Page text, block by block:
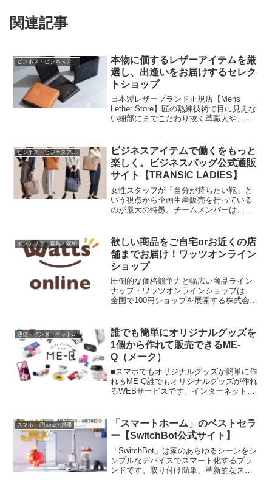
関連記事
ビジネス・ビジネスアイテム
本物に価するレザーアイテムを厳
選し、出逢いをお届けするセレク
トショップ
日本製レザーブランド正規店【Mens
Lether Store】匠の熟練技術で目に見えな
い細部にまでこだわり抜く革職人や、最
ひとつ手作りで生み出している、これま
で出逢う...
ビジネス・ビジネスアイテム
ビジネスアイテムで働くをもっと
楽しく。ビジネスバッグ公式通販
サイト【TRANSIC LADIES】
女性スタッフが「自分が持ちたい鞄」と
いう視点から企画生産販売を行っている
のが最大の特徴。チームメンバーは、全
送、カスタマーまで、チームが一丸とな
って、自分たちが使いたい商品や喜んで
もらえるサービスを日々考え、生み出し
ています。
インテリア・寝具・収納
欲しい商品をご自宅orお近くの店
舗までお届け！ワッツオンライン
ショップ
圧倒的な価格競争力と幅広い商品ライン
ナップ・ワッツオンラインショップは、
全国で100円ショップを展開する株式会社
りやすい価格帯で、購入へのハードルが
非常に低いのが最大の強みです。・オン
ライン限定商品が充実：店舗では買えな
い便利でおしゃれなアイテムが多数あ
り、特別感を演出できます。・まとめ買
いに最適：ネットだからこそ、かさばる
日用品や大量アイテムを気軽に購入でき
ます。・常に新しい商品が入荷：毎月新
ネタに困ることがありません。
通信・インターネット・電話
誰でも簡単にオリジナルグッズを
1個から作れて販売できるME-
Q（メーク）
■スマホでもオリジナルグッズが簡単に作
れるME-Q誰でもオリジナルグッズが作れ
るWEBサービスです。インターネットが
す。もちろん画像制作や編集ソフトも必
要なくスマホ・タブレット・パソコン一
つで簡単に作成可能。■約1万点のオリジ
ナルグッズをご用意！見るだけでも楽し
い豊富な商品数商品登録数約１万点の
様々なグッズをご用意。人気のスマホケ
スマホ・iPhone・携帯
「スマートホーム」のベストセラ
ー【SwitchBot公式サイト】
「SwitchBot」は家のあらゆるシーンをシ
ンプルなデバイスでスマート化するブラ
ンドです。取り付け簡単、革新的なスマ